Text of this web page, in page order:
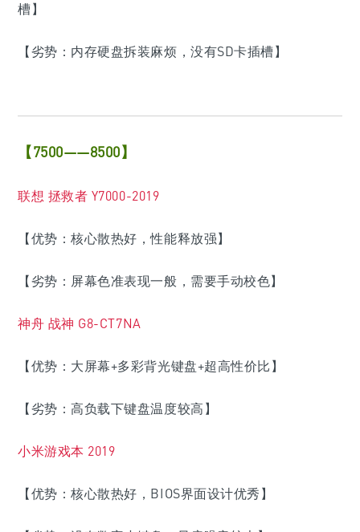
槽】
【劣势：内存硬盘拆装麻烦，没有SD卡插槽】
【7500——8500】
联想 拯救者 Y7000-2019
【优势：核心散热好，性能释放强】
【劣势：屏幕色准表现一般，需要手动校色】
神舟 战神 G8-CT7NA
【优势：大屏幕+多彩背光键盘+超高性价比】
【劣势：高负载下键盘温度较高 】
小米游戏本 2019
【优势：核心散热好，BIOS界面设计优秀】